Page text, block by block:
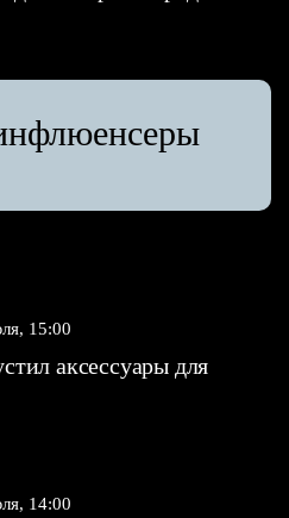
15:00
аксессуары для
14:00